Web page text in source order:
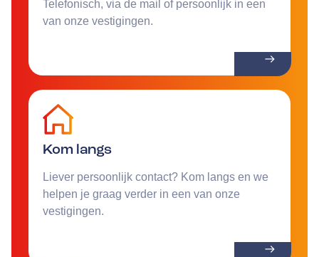
Telefonisch, via de mail of persoonlijk in een
van onze vestigingen.
Kom langs
Liever persoonlijk contact? Kom langs en we
helpen je graag verder in een van onze
vestigingen.